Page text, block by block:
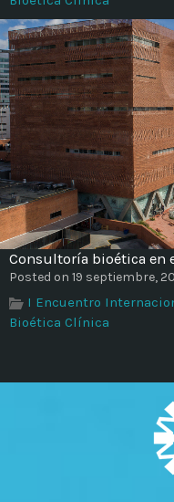
Consultoría bioética en
Posted on 19 septiembre,
I Encuentro
Bioética Clínica